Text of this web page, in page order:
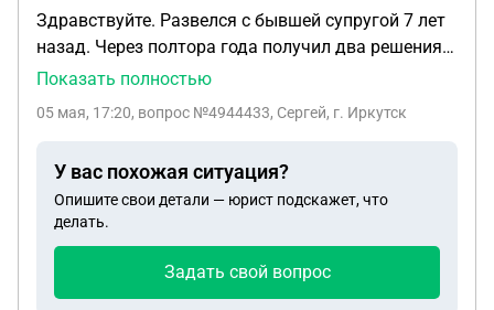
Здравствуйте. Развелся с бывшей супругой 7 лет
назад. Через полтора года получил два решения
суда, первое на оспаривание отцовства на
время пока мы находились с ней в браке, второе
(родного) сына с отцом (мной). После этого
старший ребенок на протяжении более 5 лет
проживал со мной. Но недавно Энергосбыт через
ранее(даже не смотря на то что один из ее
Показать полностью
05 мая, 17:20, вопрос №4944433, Сергей, г. Иркутск
У вас похожая ситуация?
Опишите свои детали — юрист подскажет, что
делать.
Задать свой вопрос